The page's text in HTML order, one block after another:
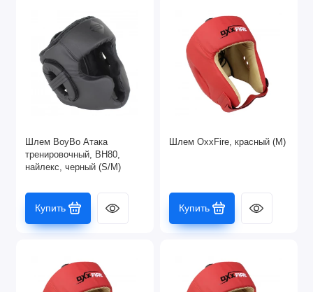
Шлем BoyBo Атака
тренировочный, BH80,
найлекс, черный (S/M)
Купить
Шлем OxxFire, красный (M)
Купить